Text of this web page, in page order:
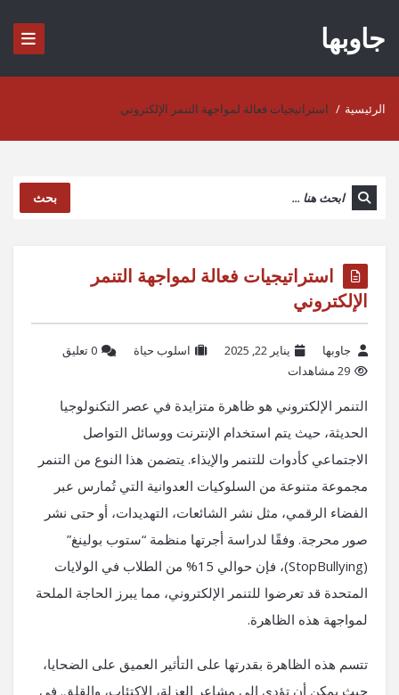
جاوبها
الرئيسية / استراتيجيات فعالة لمواجهة التنمر الإلكتروني
بحث
استراتيجيات فعالة لمواجهة التنمر
الإلكتروني
جاوبها يناير 22, 2025 اسلوب حياة
‫0 تعليق
29 مشاهدات
التنمر الإلكتروني هو ظاهرة متزايدة في عصر التكنولوجيا
الحديثة، حيث يتم استخدام الإنترنت ووسائل التواصل
الاجتماعي كأدوات للتنمر والإيذاء. يتضمن هذا النوع من التنمر
مجموعة متنوعة من السلوكيات العدوانية التي تُمارس عبر
الفضاء الرقمي، مثل نشر الشائعات، التهديدات، أو حتى نشر
صور محرجة. وفقًا لدراسة أجرتها منظمة “ستوب بولينغ”
(StopBullying)، فإن حوالي 15% من الطلاب في الولايات
المتحدة قد تعرضوا للتنمر الإلكتروني، مما يبرز الحاجة الملحة
لمواجهة هذه الظاهرة.
تتسم هذه الظاهرة بقدرتها على التأثير العميق على الضحايا،
حيث يمكن أن تؤدي إلى مشاعر العزلة، الاكتئاب، والقلق. في